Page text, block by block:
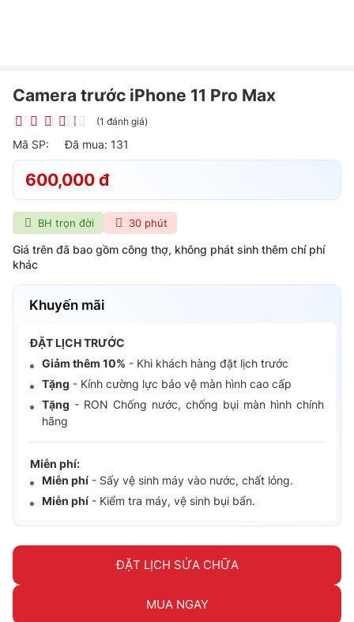
Camera trước iPhone 11 Pro Max
(1 đánh giá)
Mã SP: Đã mua: 131
600,000 đ
BH trọn đời 30 phút
Giá trên đã bao gồm công thợ, không phát sinh thêm chí phí
khác
Khuyến mãi
ĐẶT LỊCH TRƯỚC
Giảm thêm 10% - Khi khách hàng đặt lịch trước
Tặng - Kính cường lực bảo vệ màn hình cao cấp
Tặng - RON Chống nước, chống bụi màn hình chính
hãng
Miễn phí:
Miễn phí - Sấy vệ sinh máy vào nước, chất lỏng.
Miễn phí - Kiểm tra máy, vệ sinh bụi bẩn.
ĐẶT LỊCH SỬA CHỮA
MUA NGAY